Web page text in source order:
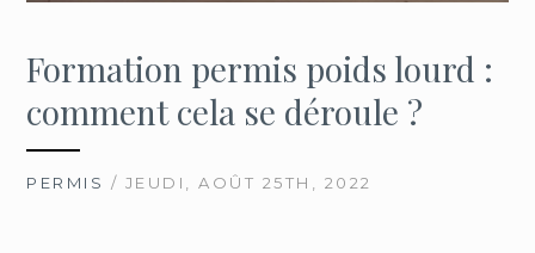
Formation permis poids lourd :
comment cela se déroule ?
PERMIS / JEUDI, AOÛT 25TH, 2022